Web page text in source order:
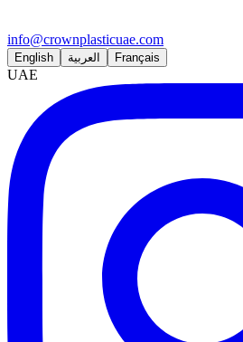
info@crownplasticuae.com
English العربية Français
UAE